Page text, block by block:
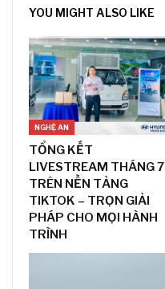
YOU MIGHT ALSO LIKE
NGHỆ AN
TỔNG KẾT
LIVESTREAM THÁNG 7
TRÊN NỀN TẢNG
TIKTOK – TRỌN GIẢI
PHÁP CHO MỌI HÀNH
TRÌNH